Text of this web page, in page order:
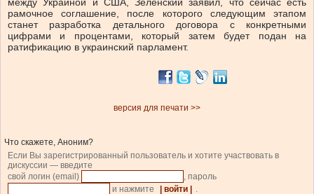
между Украиной и США, Зеленский заявил, что сейчас есть
рамочное соглашение, после которого следующим этапом
станет разработка детального договора с конкретными
цифрами и процентами, который затем будет подан на
ратификацию в украинский парламент.
версия для печати >>
Что скажете, Аноним?
Если Вы зарегистрированный пользователь и хотите участвовать в
дискуссии — введите
свой логин (email)
, пароль
и нажмите
| войти |
.